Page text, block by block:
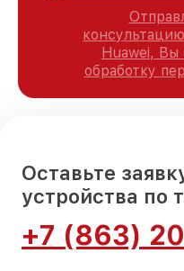
Huawei, Вы
обработку
Оставьте
устройства по
+7 (863)